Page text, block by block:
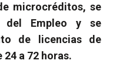
microcréditos, se
del Empleo y se
de licencias de
a 72 horas.